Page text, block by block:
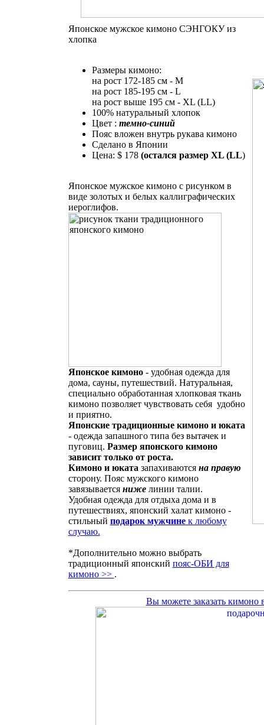
Японское мужское кимоно СЭНГОКУ из
хлопка
Размеры кимоно:
нa рост 172-185 см - М
на рост 185-195 см - L
на рост выше 195 см - XL (LL)
100% натуральный хлопок
Цвет : темно-синий
Пояс вложен внутрь рукава кимоно
Сделано в Японии
Цена: $ 178(остался размер XL (LL)
Японское мужское кимоно с рисунком в
виде золотых и белых каллиграфических
иероглифов.
Японское кимоно- удобная одежда для
дома, сауны, путешествий. Натуральная,
специально обработанная хлопковая ткань
кимоно позволяет чувствовать себя удобно
и приятно.
Японские традиционные кимоно и юката
- одежда запашного типа без вытачек и
пуговиц. Размер японского кимоно
зависит только от роста.
Кимоно и юката запахиваются на правую
сторону. Пояс мужского кимоно
завязывается нижелинии талии.
Удобная одежда для отдыха дома и в
путешествиях, японский халат кимоно -
стильный подарок мужчинек любому
случаю.
*Дополнительно можно выбрать
традиционный японский пояс-ОБИ для
кимоно >> .
Вы можете заказать